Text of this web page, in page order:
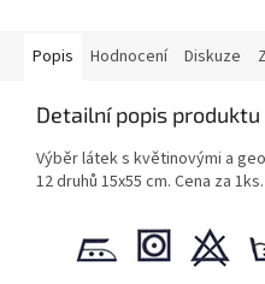
Popis Hodnocení Diskuze
Detailní popis produktu
Výběr látek s květinovými a
12 druhů 15x55 cm. Cena za 1ks.